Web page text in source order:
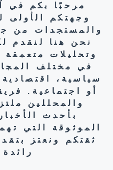
مرحبًا بكم في
وجهتكم الأولى
والمستجدات من
نحن هنا لنقدم
وتحليلات متعمقة
في مختلف
سياسية،
أو اجتماعية.
والمحللين
بأحدث
الموثوقة التي
ثقتكم ونعتز